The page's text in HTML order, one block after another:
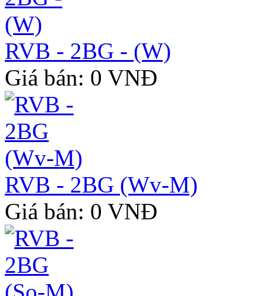
RVB - 2BG - (W)
Giá bán: 0 VNĐ
RVB - 2BG (Wv-M)
Giá bán: 0 VNĐ